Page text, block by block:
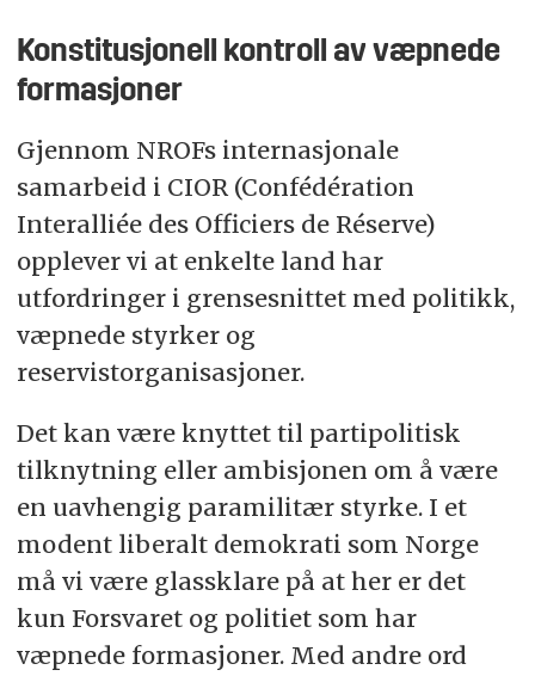
Konstitusjonell kontroll av væpnede
formasjoner
Gjennom NROFs internasjonale
samarbeid i CIOR (Confédération
Interalliée des Officiers de Réserve)
opplever vi at enkelte land har
utfordringer i grensesnittet med politikk,
væpnede styrker og
reservistorganisasjoner.
Det kan være knyttet til partipolitisk
tilknytning eller ambisjonen om å være
en uavhengig paramilitær styrke. I et
modent liberalt demokrati som Norge
må vi være glassklare på at her er det
kun Forsvaret og politiet som har
væpnede formasjoner. Med andre ord